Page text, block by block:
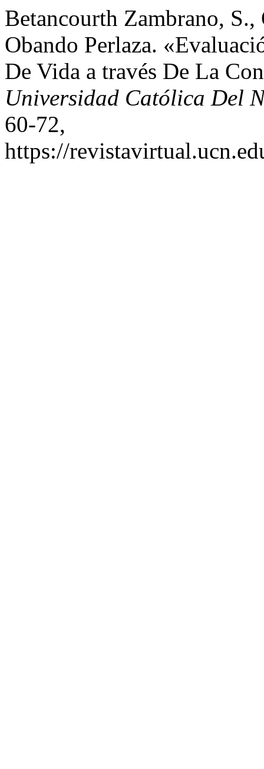
Betancourth Zambrano,
Obando Perlaza.
De Vida a través De La
Universidad Católica Del
60-72,
https://